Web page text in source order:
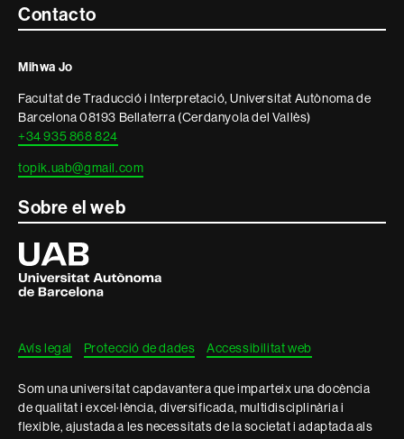
Contacte
informació
legal
Contacto
Mihwa Jo
Facultat de Traducció i Interpretació, Universitat Autònoma de
Barcelona 08193 Bellaterra (Cerdanyola del Vallès)
+34 935 868 824
topik.uab@gmail.com
Sobre el web
Universitat
Autònoma
de
Barcelona
Avís legal Protecció de dades Accessibilitat web
Som una universitat capdavantera que imparteix una docència
de qualitat i excel·lència, diversificada, multidisciplinària i
flexible, ajustada a les necessitats de la societat i adaptada als